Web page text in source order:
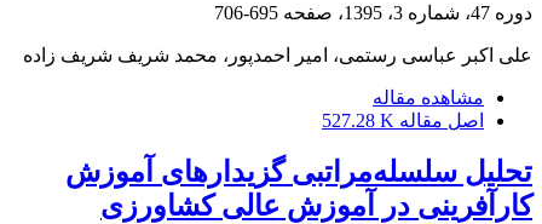
دوره 47، شماره 3، 1395، صفحه 695-706
علی اکبر عباسی رستمی، امیر احمدپور، محمد شریف شریف زاده
مشاهده مقاله
اصل مقاله 527.28 K
تحلیل سلسله‌مراتبی گزیدارهای آموزش
کارآفرینی در آموزش عالی کشاورزی